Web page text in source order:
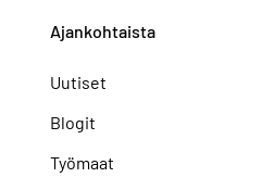
Ajankohtaista
Uutiset
Blogit
Työmaat